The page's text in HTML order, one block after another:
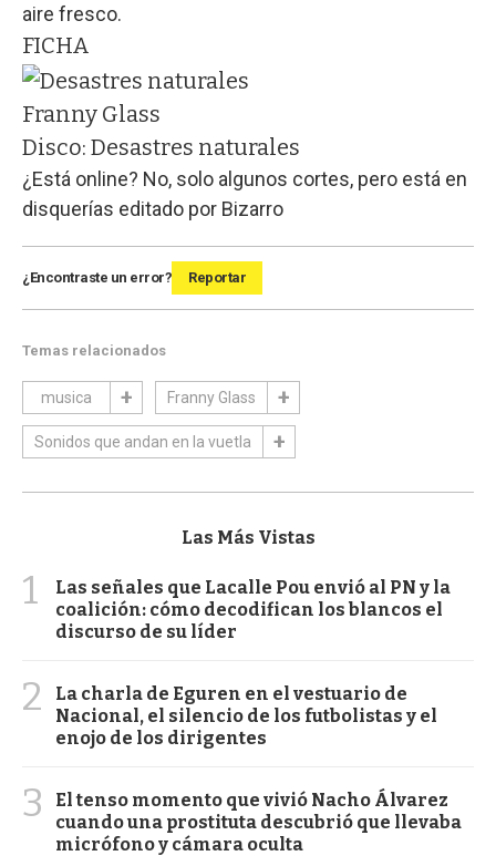
aire fresco.
FICHA
Franny Glass
Disco: Desastres naturales
¿Está online? No, solo algunos cortes, pero está en
disquerías editado por Bizarro
¿Encontraste un error? Reportar
Temas relacionados
musica Franny Glass
Sonidos que andan en la vuetla
Las Más Vistas
1
Las señales que Lacalle Pou envió al PN y la
coalición: cómo decodifican los blancos el
discurso de su líder
2
La charla de Eguren en el vestuario de
Nacional, el silencio de los futbolistas y el
enojo de los dirigentes
3
El tenso momento que vivió Nacho Álvarez
cuando una prostituta descubrió que llevaba
micrófono y cámara oculta